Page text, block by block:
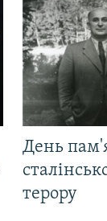
День
терору